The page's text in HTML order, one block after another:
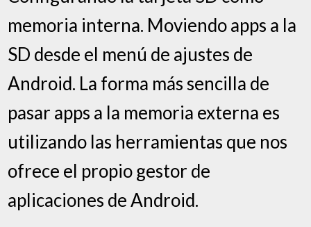
memoria interna. Moviendo apps a la
SD desde el menú de ajustes de
Android. La forma más sencilla de
pasar apps a la memoria externa es
utilizando las herramientas que nos
ofrece el propio gestor de
aplicaciones de Android.